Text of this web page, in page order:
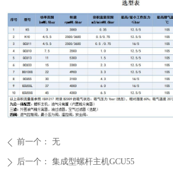
ꄴ 前一个： 无
ꄲ 后一个： 集成型螺杆主机GCU55